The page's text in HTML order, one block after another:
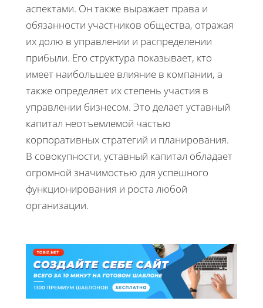
аспектами. Он также выражает права и
обязанности участников общества, отражая
их долю в управлении и распределении
прибыли. Его структура показывает, кто
имеет наибольшее влияние в компании, а
также определяет их степень участия в
управлении бизнесом. Это делает уставный
капитал неотъемлемой частью
корпоративных стратегий и планирования.
В совокупности, уставный капитал обладает
огромной значимостью для успешного
функционирования и роста любой
организации.